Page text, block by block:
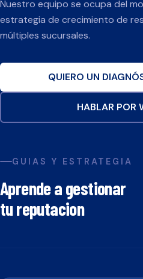
Nuestro equipo se ocupa del
estrategia de crecimiento de
múltiples sucursales.
QUIERO UN
HABLAR POR
GUIAS Y ESTRATEGIA
Aprende a gestionar
tu reputacion